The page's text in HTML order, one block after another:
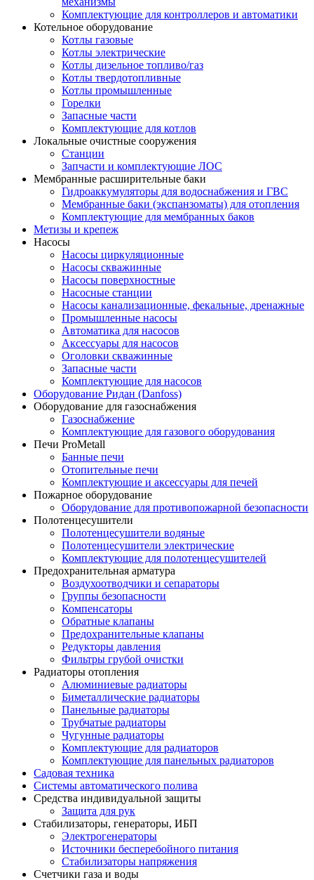
Комплектующие для контроллеров и автоматики
Котельное оборудование
Котлы газовые
Котлы электрические
Котлы дизельное топливо/газ
Котлы твердотопливные
Котлы промышленные
Горелки
Запасные части
Комплектующие для котлов
Локальные очистные сооружения
Станции
Запчасти и комплектующие ЛОС
Мембранные расширительные баки
Гидроаккумуляторы для водоснабжения и ГВС
Мембранные баки (экспанзоматы) для отопления
Комплектующие для мембранных баков
Метизы и крепеж
Насосы
Насосы циркуляционные
Насосы скважинные
Насосы поверхностные
Насосные станции
Насосы канализационные, фекальные, дренажные
Промышленные насосы
Автоматика для насосов
Аксессуары для насосов
Оголовки скважинные
Запасные части
Комплектующие для насосов
Оборудование Ридан (Danfoss)
Оборудование для газоснабжения
Газоснабжение
Комплектующие для газового оборудования
Печи ProMetall
Банные печи
Отопительные печи
Комплектующие и аксессуары для печей
Пожарное оборудование
Оборудование для противопожарной безопасности
Полотенцесушители
Полотенцесушители водяные
Полотенцесушители электрические
Комплектующие для полотенцесушителей
Предохранительная арматура
Воздухоотводчики и сепараторы
Группы безопасности
Компенсаторы
Обратные клапаны
Предохранительные клапаны
Редукторы давления
Фильтры грубой очистки
Радиаторы отопления
Алюминиевые радиаторы
Биметаллические радиаторы
Панельные радиаторы
Трубчатые радиаторы
Чугунные радиаторы
Комплектующие для радиаторов
Комплектующие для панельных радиаторов
Садовая техника
Системы автоматического полива
Средства индивидуальной защиты
Защита для рук
Стабилизаторы, генераторы, ИБП
Электрогенераторы
Источники бесперебойного питания
Стабилизаторы напряжения
Счетчики газа и воды